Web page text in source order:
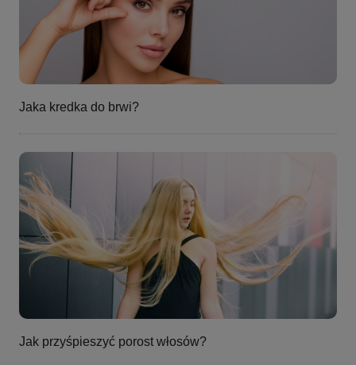
Jaka kredka do brwi?
Jak przyśpieszyć porost włosów?